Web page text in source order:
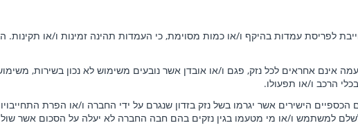
אינם אחראים לכל נזק, פגם ו/או אובדן אשר נובעים משימוש לא נכון בשירות,
הרכב ו/או תפעולו.
הישירים אשר יגרמו בשל נזק בזדון שנגרם על ידי החברה ו/או הפרת
ו/או מי מטעמו בגין נזקים בהם חבה החברה לא יעלה על הסכום אשר שולם בפועל לחברה במשך 6